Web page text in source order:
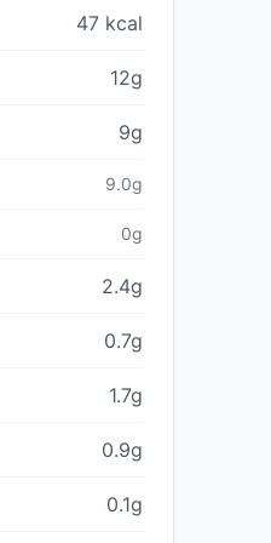
47 kcal
12g
9g
9.0g
0g
2.4g
0.7g
1.7g
0.9g
0.1g